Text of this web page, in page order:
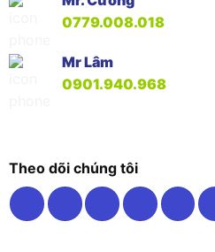
0779.008.018
Mr Lâm
0901.940.968
Theo dõi chúng tôi